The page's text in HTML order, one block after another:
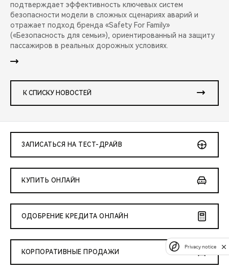
подтверждает эффективность ключевых систем
безопасности модели в сложных сценариях аварий и
отражает подход бренда «Safety For Family»
(«Безопасность для семьи»), ориентированный на защиту
пассажиров в реальных дорожных условиях.
К СПИСКУ НОВОСТЕЙ
ЗАПИСАТЬСЯ НА ТЕСТ-ДРАЙВ
КУПИТЬ ОНЛАЙН
ОДОБРЕНИЕ КРЕДИТА ОНЛАЙН
КОРПОРАТИВНЫЕ ПРОДАЖИ
Privacy notice